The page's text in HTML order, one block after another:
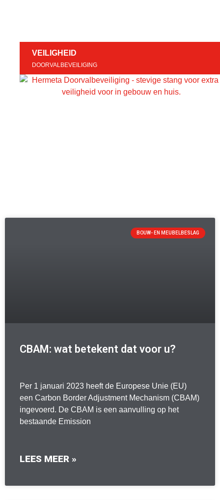
VEILIGHEID
DOORVALBEVEILIGING
BOUW- EN MEUBELBESLAG
CBAM: wat betekent dat voor u?
Per 1 januari 2023 heeft de Europese Unie (EU)
een Carbon Border Adjustment Mechanism (CBAM)
ingevoerd. De CBAM is een aanvulling op het
bestaande Emission
LEES MEER »